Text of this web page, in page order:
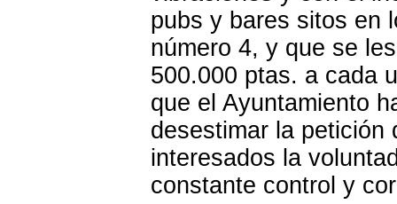
pubs y bares sitos en
número 4, y que se
500.000 ptas. a cada
que el Ayuntamiento
desestimar la petición
interesados la
constante control y